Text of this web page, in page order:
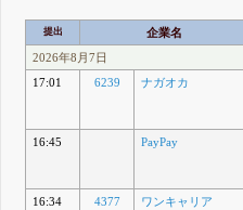
提出 企業名
2026年8月7日
17:01
6239 ナガオカ
16:45
PayPay
16:34
4377 ワンキャリア